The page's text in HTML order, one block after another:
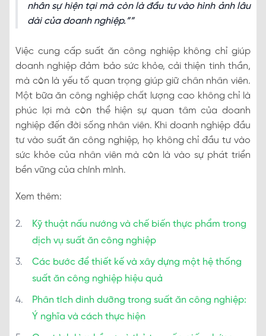
nhân sự hiện tại mà còn là đầu tư vào hình ảnh lâu
dài của doanh nghiệp.”
Việc cung cấp suất ăn công nghiệp không chỉ giúp
doanh nghiệp đảm bảo sức khỏe, cải thiện tinh thần,
mà còn là yếu tố quan trọng giúp giữ chân nhân viên.
Một bữa ăn công nghiệp chất lượng cao không chỉ là
phúc lợi mà còn thể hiện sự quan tâm của doanh
nghiệp đến đời sống nhân viên. Khi doanh nghiệp đầu
tư vào suất ăn công nghiệp, họ không chỉ đầu tư vào
sức khỏe của nhân viên mà còn là vào sự phát triển
bền vững của chính mình.
Xem thêm:
Kỹ thuật nấu nướng và chế biến thực phẩm trong
dịch vụ suất ăn công nghiệp
Các bước để thiết kế và xây dựng một hệ thống
suất ăn công nghiệp hiệu quả
Phân tích dinh dưỡng trong suất ăn công nghiệp:
Ý nghĩa và cách thực hiện